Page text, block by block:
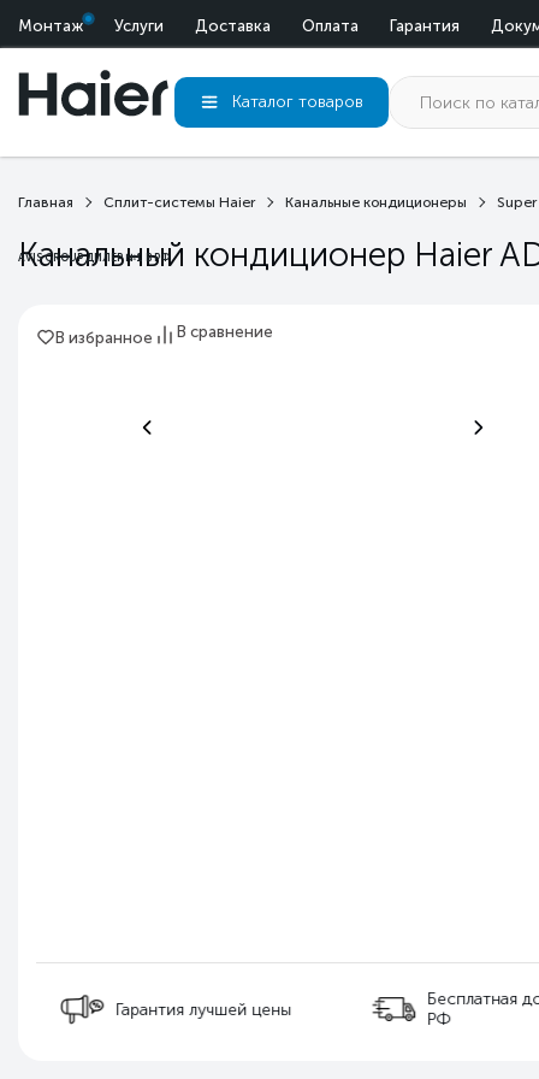
Монтаж Услуги Доставка Оплата Гарантия
AVIS GROUP ДИЛЕР №1 В РФ
Каталог товаров
Главная Сплит-системы Haier Канальные кондиционеры
Канальный кондиционер Haier
В избранное В сравнение
Гарантия лучшей цены
Бесплатная
РФ